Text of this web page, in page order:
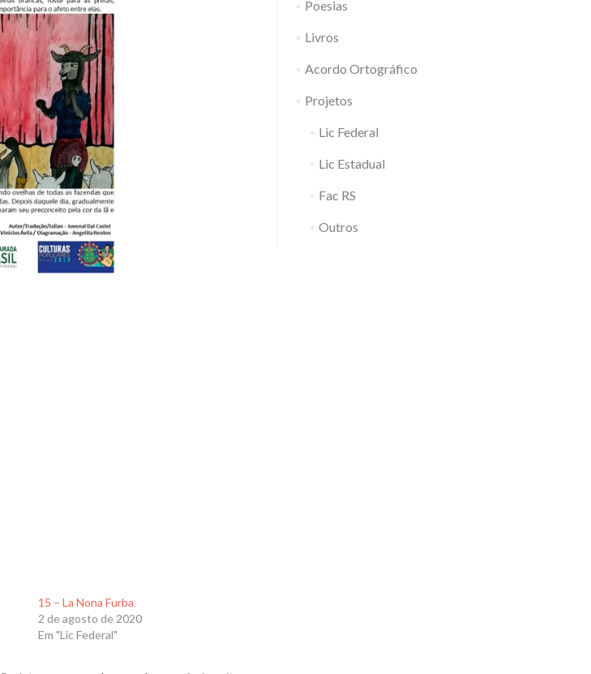
15 – La Nona Furba
2 de agosto de 2020
Em "Lic Federal"
Poesias
Livros
Acordo Ortográfico
Projetos
Lic Federal
Lic Estadual
Fac RS
Outros